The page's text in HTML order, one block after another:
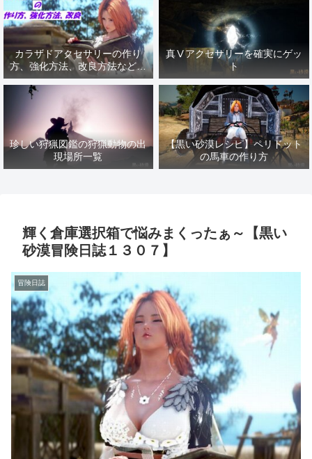
カラザドアクセサリーの作り
方、強化方法、改良方法などま
とめ【黒い砂漠冒険日誌１４１
真Ⅴアクセサリーを確実にゲッ
ト
珍しい狩猟図鑑の狩猟動物の出
現場所一覧
【黒い砂漠レシピ】ペリドット
の馬車の作り方
輝く倉庫選択箱で悩みまくったぁ～【黒い
砂漠冒険日誌１３０７】
冒険日誌